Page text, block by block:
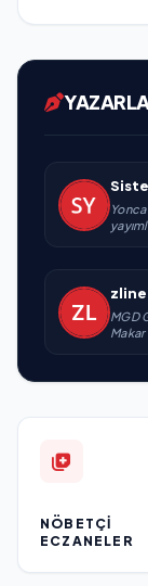
zline
MGD
NÖBETÇI
ECZANELER